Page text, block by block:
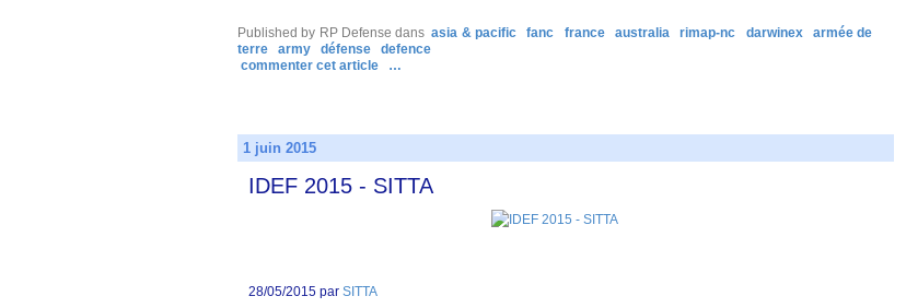
Published by RP Defense dans asia & pacific fanc france australia rimap-nc darwinex
armée de
terre
army défense
defence
commenter cet article
…
1 juin 2015
IDEF 2015 - SITTA
28/05/2015 par SITTA